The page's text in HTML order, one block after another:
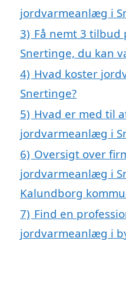
jordvarmeanlæg i
3) Få nemt 3
Snertinge, du kan
4) Hvad koster
Snertinge?
5) Hvad er med til
jordvarmeanlæg i
6) Oversigt over
jordvarmeanlæg i
Kalundborg
7) Find en
jordvarmeanlæg i